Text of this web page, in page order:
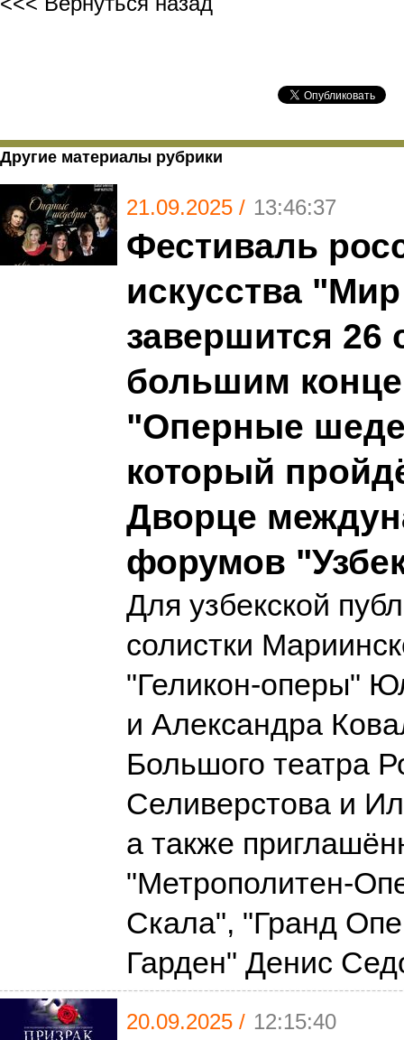
Другие материалы рубрики
21.09.2025 / 13:46:37
Фестиваль
искусства
завершится 26
большим
"Оперные
который
Дворце
форумов
Для узбекской
солистки
"Геликон-оперы"
и Александра
Большого театра
Селиверстова и
а также
"Метрополитен-
Скала", "Гранд
Гарден" Денис
20.09.2025 / 12:15:40